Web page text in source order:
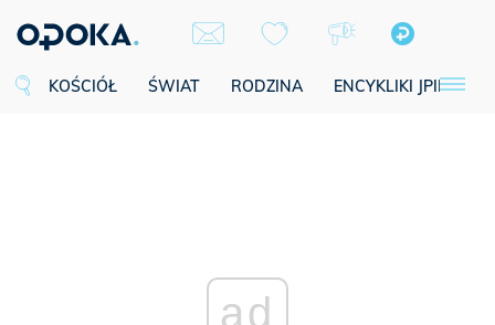
KOŚCIÓŁ ŚWIAT RODZINA ENCYKLIKI JPII
ad